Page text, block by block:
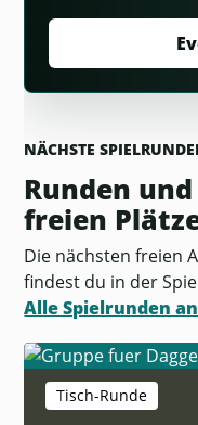
NÄCHSTE
Runden
freien
Die nächsten freien
findest du in der
Alle Spielrunden
Tisch-Runde